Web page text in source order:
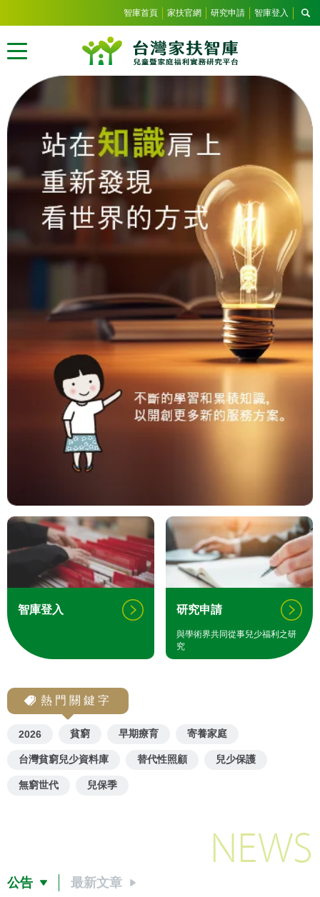
智庫首頁 家扶官網 研究申請 智庫登入
智庫登入 研究申請
與學術界共同從事兒少福利之研
究
熱門關鍵字
2026 貧窮 早期療育 寄養家庭
台灣貧窮兒少資料庫 替代性照顧 兒少保護
無窮世代 兒保季
NEWS
公告 最新文章